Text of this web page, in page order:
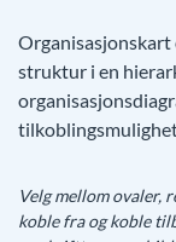
Organisasjonskart
struktur i en
Velg mellom ovaler,
koble fra og koble